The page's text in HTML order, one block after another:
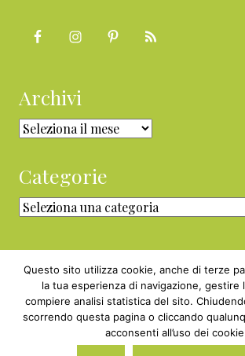
Archivi
Archivi
Categorie
Categorie
Copyright © 2010 - 2026
P.IVA 05829800969 ·
Questo sito utilizza cookie, anche di terze
la tua esperienza di navigazione, gestire
compiere analisi statistica del sito.
scorrendo questa pagina o cliccando
acconsenti all’uso dei